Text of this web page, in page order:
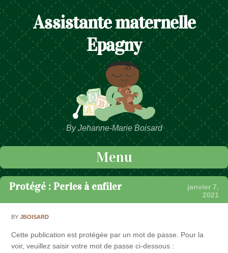
Assistante maternelle
Epagny
By Jehanne-Marie Boisard
Menu
Passer au contenu
Protégé : Perles à enfiler
janvier 7,
2021
BYJBOISARD
Cette publication est protégée par un mot de passe. Pour la
voir, veuillez saisir votre mot de passe ci-dessous :